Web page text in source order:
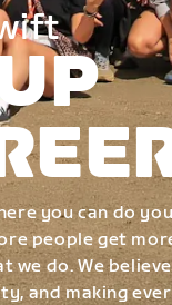
you can do
people get
we do. We
and making